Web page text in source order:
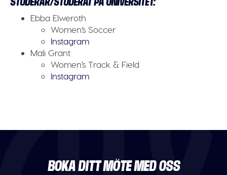
Ebba Elweroth
Women’s Soccer
Instagram
Mali Grant
Women’s Track & Field
Instagram
BOKA DITT MÖTE MED OSS